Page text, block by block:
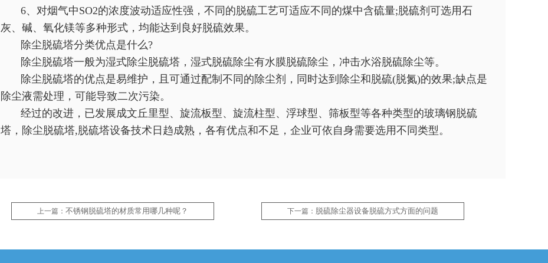
6、对烟气中SO2的浓度波动适应性强，不同的脱硫工艺可适应不同的煤中含硫量;脱硫剂可选用石
灰、碱、氧化镁等多种形式，均能达到良好脱硫效果。
除尘脱硫塔分类优点是什么?
除尘脱硫塔一般为湿式除尘脱硫塔，湿式脱硫除尘有水膜脱硫除尘，冲击水浴脱硫除尘等。
除尘脱硫塔的优点是易维护，且可通过配制不同的除尘剂，同时达到除尘和脱硫(脱氮)的效果;缺点是
除尘液需处理，可能导致二次污染。
经过的改进，已发展成文丘里型、旋流板型、旋流柱型、浮球型、筛板型等各种类型的玻璃钢脱硫
塔，除尘脱硫塔,脱硫塔设备技术日趋成熟，各有优点和不足，企业可依自身需要选用不同类型。
上一篇： 不锈钢脱硫塔的材质常用哪几种呢？ 下一篇： 脱硫除尘器设备脱硫方式方面的问题